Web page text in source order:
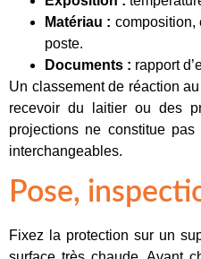
Matériau : composition,
poste.
Documents : rapport
Un classement de réaction
recevoir du laitier ou des
projections ne constitue
interchangeables.
Pose,
Fixez la protection sur un